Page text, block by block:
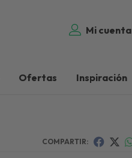
Mi cuenta
Ofertas Inspiración
COMPARTIR: